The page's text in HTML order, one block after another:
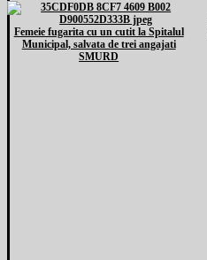
Femeie fugarita cu un cutit la Spitalul
Municipal, salvata de trei angajati
SMURD